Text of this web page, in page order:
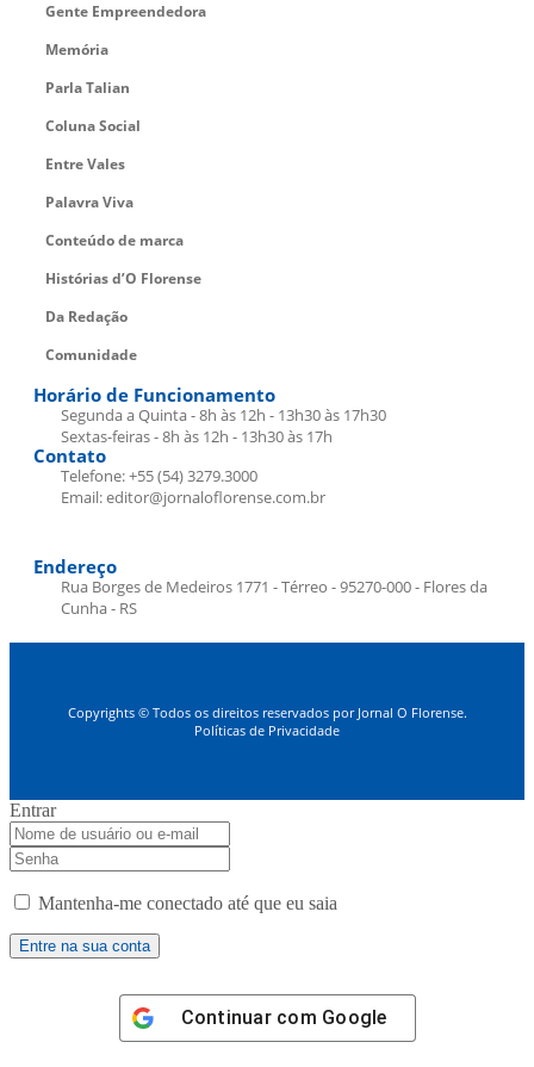
Gente Empreendedora
Memória
Parla Talian
Coluna Social
Entre Vales
Palavra Viva
Conteúdo de marca
Histórias d’O Florense
Da Redação
Comunidade
Horário de Funcionamento
Segunda a Quinta - 8h às 12h - 13h30 às 17h30
Sextas-feiras - 8h às 12h - 13h30 às 17h
Contato
Telefone: +55 (54) 3279.3000
Email: editor@jornaloflorense.com.br
Endereço
Rua Borges de Medeiros 1771 - Térreo - 95270-000 - Flores da
Cunha - RS
Copyrights © Todos os direitos reservados por Jornal O Florense.
Políticas de Privacidade
Entrar
Mantenha-me conectado até que eu saia
Continuar com Google